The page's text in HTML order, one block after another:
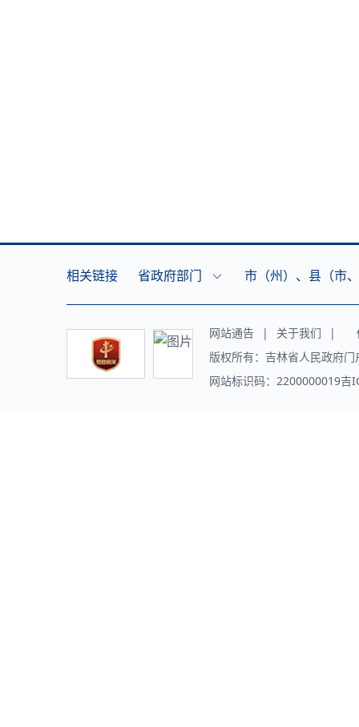
相关链接 省政府部门 市（州）、县（市
网站通告 | 关于我们 |
版权所有：吉林省人民政府
网站标识码：2200000019